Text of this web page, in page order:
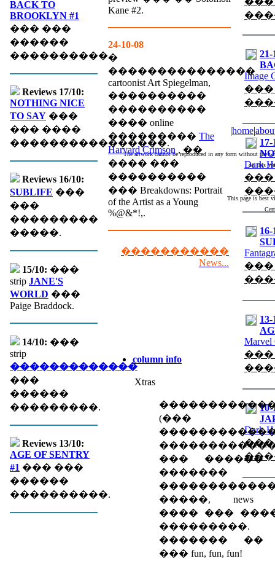
BACK TO
BROOKLYN #1
��� ���
������
����������.
Reviews 17/10:
NOTHING NICE
TO SAY ���
��� ����
����������������.
Reviews 16/10:
SUBLIFE ���
���
���������
�����.
15/10: ���
strip JANE'S
WORLD ���
Paige Braddock.
14/10: ���
strip
�������������
���
������
���������.
Reviews 13/10:
AGE OF SENTRY
#1 ��� ���
������
����������.
Kane #2.
24-10-08
�
���������������
cartoonist Art Spiegelman,
����������
����������
���� online
��������� The
Harvard Crimson , ��
���� ���
����������
��� Breakdowns: Portrait
of the Artist as a Young
%@&*!,.
�����������
News...
column info
Xtras
(���
��� ������
�������
�����, news
���� ���
���������.
������� ��
��� fun, fun, fun!
21-
Image
17-
Dark
16-
13-
Marvel
10-
Dark
|home|
The artwork cannot be reproduced in any form without the
on this
This page is best